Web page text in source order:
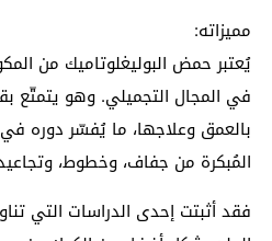
مميزاته:
يُعتبر حمض البوليغلوتاميك من
في المجال التجميلي. وهو يتمتّع
بالعمق وعلاجها، ما يُفسّر دوره
المُبكرة من جفاف، وخطوط،
فقد أثبتت إحدى الدراسات التي